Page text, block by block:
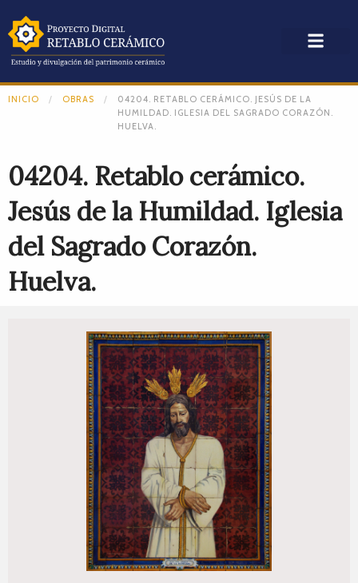
INICIO OBRAS
04204. RETABLO CERÁMICO. JESÚS DE LA
HUMILDAD. IGLESIA DEL SAGRADO CORAZÓN.
HUELVA.
04204. Retablo cerámico.
Jesús de la Humildad. Iglesia
del Sagrado Corazón.
Huelva.